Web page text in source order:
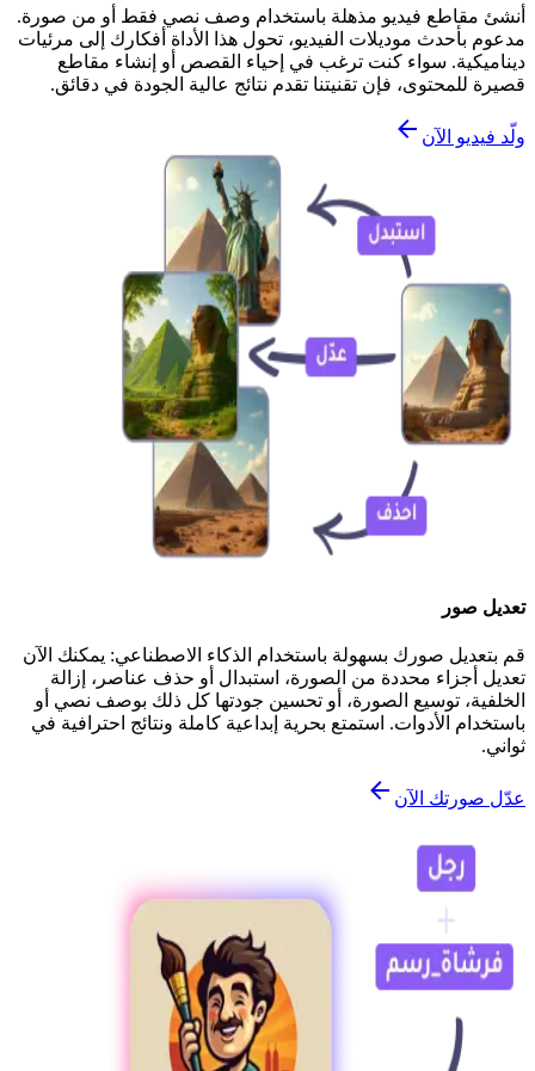
أنشئ مقاطع فيديو مذهلة باستخدام وصف نصي فقط أو من صورة.
مدعوم بأحدث موديلات الفيديو، تحول هذا الأداة أفكارك إلى مرئيات
ديناميكية. سواء كنت ترغب في إحياء القصص أو إنشاء مقاطع
قصيرة للمحتوى، فإن تقنيتنا تقدم نتائج عالية الجودة في دقائق.
ولّد فيديو الآن
تعديل صور
قم بتعديل صورك بسهولة باستخدام الذكاء الاصطناعي: يمكنك الآن
تعديل أجزاء محددة من الصورة، استبدال أو حذف عناصر، إزالة
الخلفية، توسيع الصورة، أو تحسين جودتها كل ذلك بوصف نصي أو
باستخدام الأدوات. استمتع بحرية إبداعية كاملة ونتائج احترافية في
ثواني.
عدّل صورتك الآن